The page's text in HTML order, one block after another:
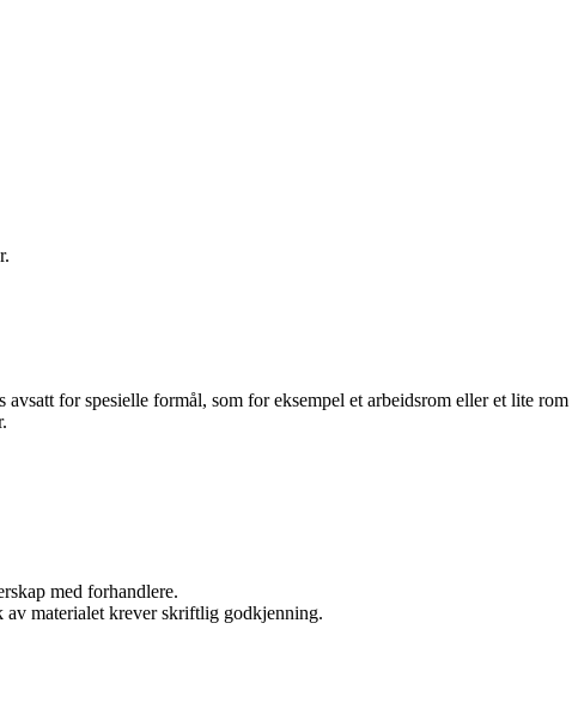
for spesielle formål, som for eksempel et arbeidsrom eller et lite rom
med forhandlere.
av materialet krever skriftlig godkjenning.